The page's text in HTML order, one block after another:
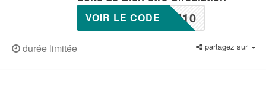
U10
VOIR LE CODE
durée limitée partagez sur